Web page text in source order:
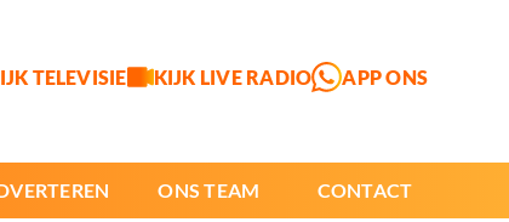
TELEVISIE KIJK LIVE RADIO APP ONS
ONS TEAM CONTACT